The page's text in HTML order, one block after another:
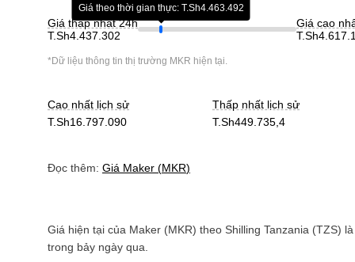
Giá thấp nhất 24h
T.Sh4.437.302
Giá theo thời gian thực: T.Sh4.463.492
Giá cao
*Dữ liệu thông tin thị trường MKR hiện tại.
Cao nhất lịch sử
T.Sh16.797.090
Thấp nhất lịch sử
T.Sh449.735,4
Đọc thêm: Giá Maker (MKR)
Giá hiện tại của Maker (MKR) theo Shilling Tanzania (TZS) là
trong bảy ngày qua.